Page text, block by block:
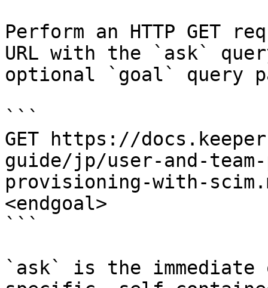
Perform an HTTP GET
URL with the `ask`
optional `goal` query
```
GET https://
guide/jp/user-and-
provisioning-with-
<endgoal>
```
`ask` is the